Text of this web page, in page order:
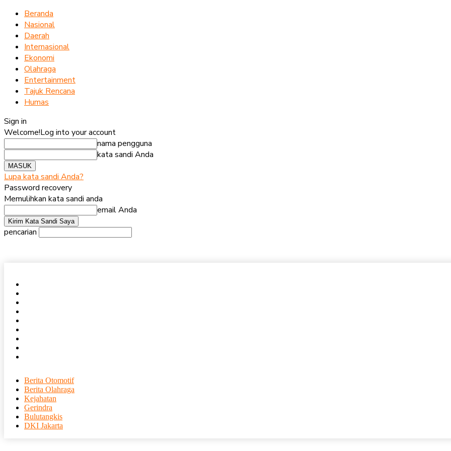
Beranda
Nasional
Daerah
Internasional
Ekonomi
Olahraga
Entertainment
Tajuk Rencana
Humas
Sign in
Welcome!Log into your account
nama pengguna
kata sandi Anda
Lupa kata sandi Anda?
Password recovery
Memulihkan kata sandi anda
email Anda
pencarian
Berita Otomotif
Berita Olahraga
Kejahatan
Gerindra
Bulutangkis
DKI Jakarta